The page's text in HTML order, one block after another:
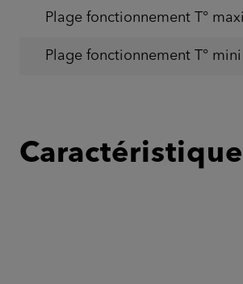
Plage fonctionnement T°
Plage fonctionnement T°